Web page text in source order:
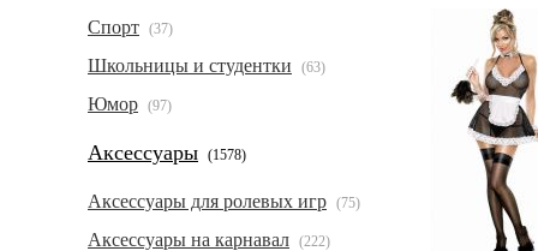
Спорт (37)
Школьницы и студентки (63)
Юмор (97)
Аксессуары (1578)
Аксессуары для ролевых игр (75)
Аксессуары на карнавал (222)